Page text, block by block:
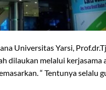
Universitas Yarsi,
dilaukan melalui
“ Tentunya selalu